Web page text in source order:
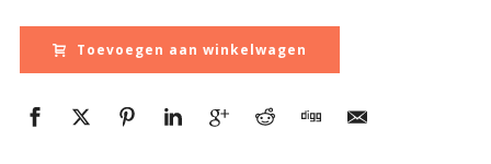
Toevoegen aan winkelwagen